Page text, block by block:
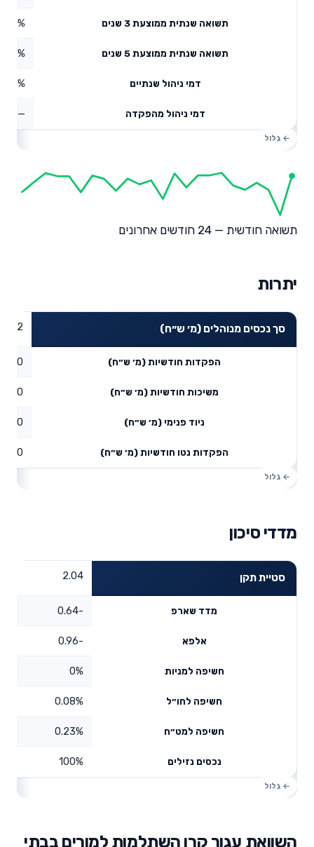
תשואה שנתית ממוצעת 3 שנים 4.17%
תשואה שנתית ממוצעת 5 שנים
דמי ניהול שנתיים
דמי ניהול מהפקדה —
תשואה חודשית — 24 חודשים אחרונים
יתרות
סך נכסים מנוהלים (מ׳ ש״ח) 3.72
הפקדות חודשיות (מ׳ ש״ח) 0
משיכות חודשיות (מ׳ ש״ח) 0
ניוד פנימי (מ׳ ש״ח) 0
הפקדות נטו חודשיות (מ׳ ש״ח) 0
מדדי סיכון
סטיית תקן 2.04
מדד שארפ -0.64
אלפא -0.96
חשיפה למניות 0%
חשיפה לחו״ל 0.08%
חשיפה למט״ח 0.23%
נכסים נזילים 100%
השוואת עגור קרן השתלמות למורים בבתי